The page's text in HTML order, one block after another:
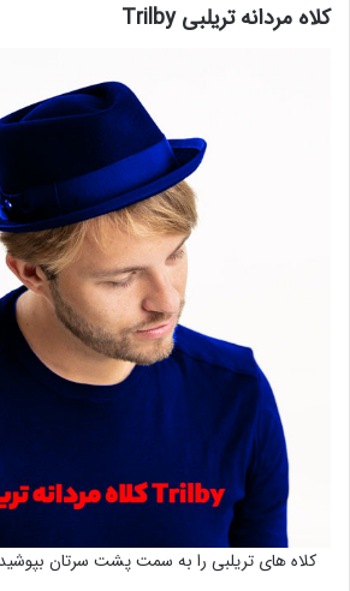
کلاه مردانه تریلبی Trilby
کلاه های تریلبی را به سمت پشت سرتان